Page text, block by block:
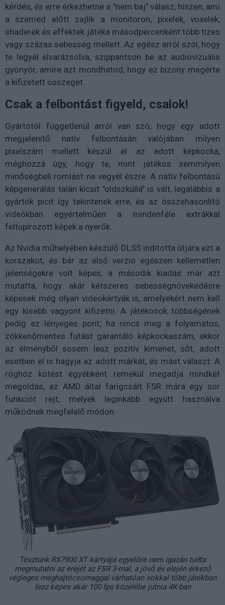
kérdés, és erre érkezhetne a "nem baj" válasz, hiszen, ami
a szemed előtt zajlik a monitoron, pixelek, voxelek,
shaderek és effektek játéka másodpercenként több tízes
vagy százas sebesség mellett. Az egész arról szól, hogy
te legyél elvarázsolva, szippantson be az audiovizuális
gyönyör, amire azt mondhatod, hogy ez bizony megérte
a kifizetett összeget.
Csak a felbontást figyeld, csalok!
Gyártótól függetlenül arról van szó, hogy egy adott
megjelenítő natív felbontásán valójában milyen
pixelszám mellett készül el az adott képkocka,
méghozzá úgy, hogy te, mint játékos semmilyen
minőségbeli romlást ne vegyél észre. A natív felbontású
képgenerálás talán kicsit "oldszkúllá" is vált, legalábbis a
gyártók picit így tekintenek erre, és az összehasonlító
videókban egyértelműen a mindenféle extrákkal
feltupírozott képek a nyerők.
Az Nvidia műhelyében készülő DLSS indította útjára ezt a
korszakot, és bár az első verzió egészen kellemetlen
jelenségekre volt képes, a második kiadás már azt
mutatta, hogy akár kétszeres sebességnövekedésre
képesek még olyan videokártyák is, amelyekért nem kell
egy kisebb vagyont kifizetni. A játékosok többségének
pedig ez lényeges pont; ha nincs meg a folyamatos,
zökkenőmentes futást garantáló képkockaszám, akkor
az élményből sosem lesz pozitív kimenet, sőt, adott
esetben el is hagyja az adott márkát, és mást választ. A
röghöz kötést egyébként remekül megadja mindkét
megoldás, az AMD által farigcsált FSR mára egy sor
funkciót rejt, melyek leginkább együtt használva
működnek megfelelő módon.
Tesztünk RX7900 XT kártyája egyelőre nem igazán tudta
megmutatni az erejét az FSR 3-mal, a jövő év elején érkező
végleges meghajtócsomaggal várhatóan sokkal több játékban
lesz képes akár 100 fps közelébe jutnia 4K-ban